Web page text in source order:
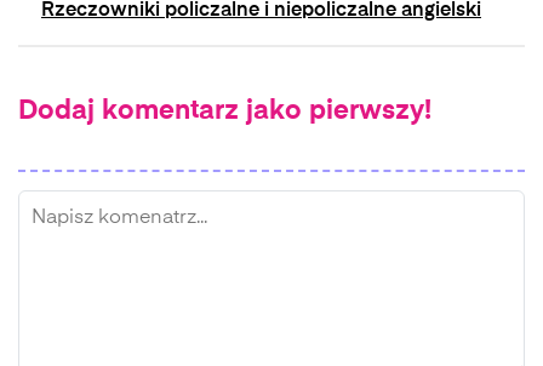
Rzeczowniki policzalne i niepoliczalne angielski
Dodaj komentarz jako pierwszy!